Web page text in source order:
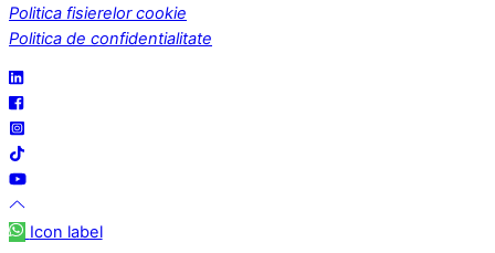
Politica fisierelor cookie
Politica de confidentialitate
Icon label